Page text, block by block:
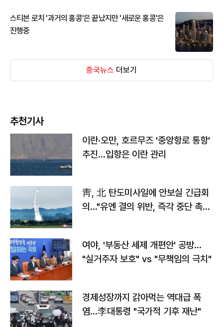
스티븐 로치 '과거의 홍콩'은 끝났지만 '새로운 홍콩'은
진행중
중국뉴스 더보기
추천기사
이란·오만, 호르무즈 '중앙항로 통항'
추진…입항은 이란 관리
靑, 北 탄도미사일에 안보실 긴급회
의…"유엔 결의 위반, 즉각 중단 촉
여야, '부동산 세제 개편안' 공방…
"실거주자 보호" vs "무책임의 극치"
경제성장까지 갉아먹는 역대급 폭
염…李대통령 "국가적 기후 재난"